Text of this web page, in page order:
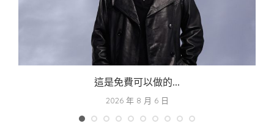
這是免費可以做的...
2026 年 8 月 6 日